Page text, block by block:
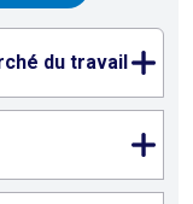
du travail